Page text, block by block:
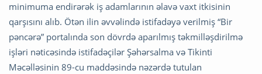
minimuma endirərək iş adamlarının əlavə vaxt itkisinin
qarşısını alıb. Ötən ilin əvvəlində istifadəyə verilmiş “Bir
pəncərə” portalında son dövrdə aparılmış təkmilləşdirilmə
işləri nəticəsində istifadəçilər Şəhərsalma və Tikinti
Məcəlləsinin 89-cu maddəsində nəzərdə tutulan